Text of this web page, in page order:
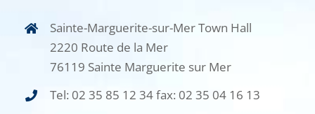
Sainte-Marguerite-sur-Mer Town Hall
2220 Route de la Mer
76119 Sainte Marguerite sur Mer
Tel: 02 35 85 12 34 fax: 02 35 04 16 13